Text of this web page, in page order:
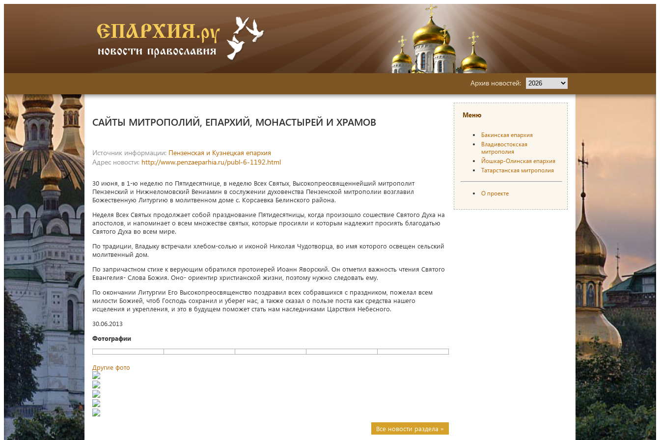
Архив новостей:
САЙТЫ МИТРОПОЛИЙ, ЕПАРХИЙ, МОНАСТЫРЕЙ И ХРАМОВ
Источник информации: Пензенская и Кузнецкая епархия
Адрес новости: http://www.penzaeparhia.ru/publ-6-1192.html
30 июня, в 1-ю неделю по Пятидесятнице, в неделю Всех Святых, Высокопреосвященнейший митрополит
Пензенский и Нижнеломовский Вениамин в сослужении духовенства Пензенской митрополии возглавил
Божественную Литургию в молитвенном доме с. Корсаевка Белинского района.
Неделя Всех Святых продолжает собой празднование Пятидесятницы, когда произошло сошествие Святого Духа на
апостолов, и напоминает о всем множестве святых, которые просияли и которым надлежит просиять благодатью
Святого Духа во всем мире.
По традиции, Владыку встречали хлебом-солью и иконой Николая Чудотворца, во имя которого освещен сельский
молитвенный дом.
По запричастном стихе к верующим обратился протоиерей Иоанн Яворский. Он отметил важность чтения Святого
Евангелия- Слова Божия. Оно- ориентир христианской жизни, поэтому нужно следовать ему.
По окончании Литургии Его Высокопреосвященство поздравил всех собравшихся с праздником, пожелал всем
милости Божией, чтоб Господь сохранил и уберег нас, а также сказал о пользе поста как средства нашего
исцеления и укрепления, и это в будущем поможет стать нам наследниками Царствия Небесного.
30.06.2013
Фотографии
Другие фото
Все новости раздела »
Меню
Бакинская епархия
Владивостокская
митрополия
Йошкар-Олинская епархия
Татарстанская митрополия
О проекте